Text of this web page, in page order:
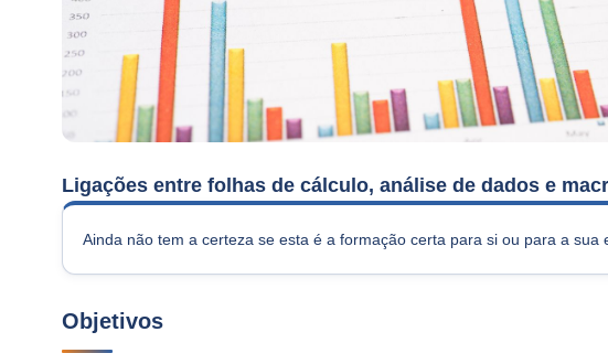
Ligações entre folhas de cálculo, análise de dados e
Ainda não tem a certeza se esta é a formação certa para si ou para a sua
Objetivos